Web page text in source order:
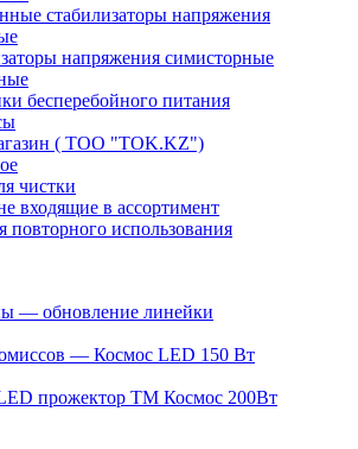
стабилизаторы напряжения
напряжения симисторные
бесперебойного питания
( ТОО "TOK.KZ")
чистки
входящие в ассортимент
повторного использования
— обновление линейки
— Космос LED 150 Вт
прожектор ТМ Космос 200Вт